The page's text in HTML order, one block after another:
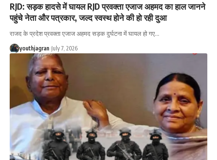
RJD: सड़क हादसे में घायल RJD प्रवक्ता एजाज अहमद का हाल जानने
पहुंचे नेता और पत्रकार, जल्द स्वस्थ होने की हो रही दुआ
राजद के प्रदेश प्रवक्ता एजाज अहमद सड़क दुर्घटना में घायल हो गए…
youthjagran July 7, 2026